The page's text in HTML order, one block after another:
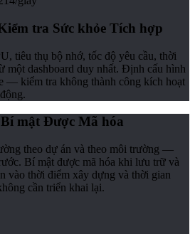
tra Sức khỏe Tích hợp
tiêu thụ bộ nhớ, tốc độ yêu cầu, thời
một dashboard duy nhất. Định cấu hình
— kiểm tra không thành công kích hoạt
mật Được Mã hóa
theo dự án và theo môi trường —
Bí mật được mã hóa khi lưu trữ và
vào thời điểm xây dựng và thời gian
cần triển khai lại.